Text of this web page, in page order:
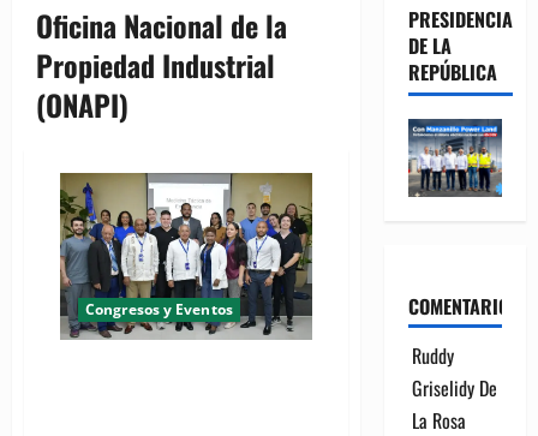
Oficina Nacional de la
Propiedad Industrial
(ONAPI)
Congresos y Eventos
PRESIDENCIA
DE LA
REPÚBLICA
COMENTARIOS
Ruddy
Griselidy De
La Rosa